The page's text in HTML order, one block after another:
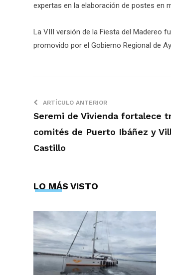
expertas en la elaboración de postes en
La VIII versión de la Fiesta del Madereo
promovido por el Gobierno Regional de
ARTÍCULO ANTERIOR
Seremi de Vivienda fortalece
comités de Puerto Ibáñez y
Castillo
LO MÁS VISTO